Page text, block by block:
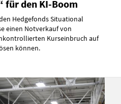
für den KI-Boom
Hedgefonds Situational
einen Notverkauf von
Kurseinbruch auf
können.